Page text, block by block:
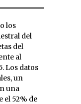
los
del
del
al
Los datos
un
una
el 52% de